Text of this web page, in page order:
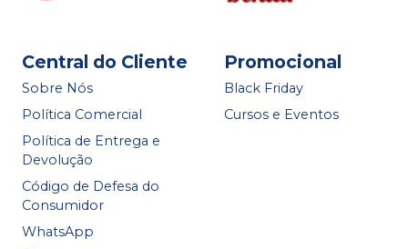
Central do Cliente
Sobre Nós
Política Comercial
Política de Entrega e
Devolução
Código de Defesa do
Consumidor
WhatsApp
Promocional
Black Friday
Cursos e Eventos